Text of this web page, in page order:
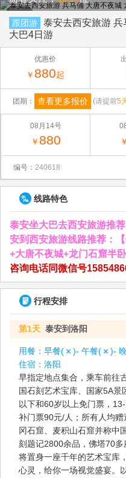
跟团游
泰安去西安旅游
大巴4日游
优惠价
￥ 880起
团期： 查看更多报价 (请提前5
08月14号
￥ 880 ￥
编号： 240618
线路特色
泰安坐大巴去西安旅游推
安到西安旅游线路推荐：
+大唐不夜城+龙门石窟半
咨询电话同微信号
行程安排
第1天 泰安到洛阳
用餐： 早餐( )- 午餐( )-
住宿： 洛阳
早指定地点集合，乘车前往
国石刻艺术宝库、国家5A
以下和60岁以上免门票，
补门票90元/人；所有人均
冈石窟、麦积山石窟并称中
刻题记2800余品，佛塔70
将置身一座千年的艺术宝库
心灵，给你一场视觉盛宴。